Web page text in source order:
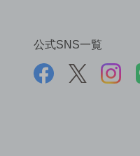
公式SNS一覧